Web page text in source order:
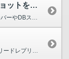
月途中でDBサーバーやDBスナップショットを削除した場合、料金はどうなりますか？
■ 料金プランが月額のDBサーバーの場合 DBサーバーやDBスナップショットは、その月内での作成回数に基づき料金をお支払いいただきます。 削除した場合でも料金は発生いたします。 ...
自動バックアップ機能が無効のDBサーバーには、リードレプリカが作成できません。 また、自動バックアップ機能が有効であっても、 初回自動バックアップが作成されていない場合、リードレプリカを...